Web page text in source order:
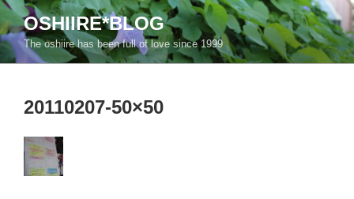
コ
ン
テ
ン
OSHIIRE*BLOG
The oshiire has been full of love since 1999
20110207-50×50